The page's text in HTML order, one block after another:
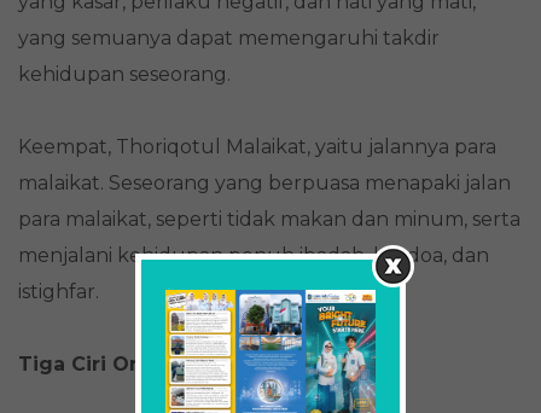
yang semuanya dapat memengaruhi takdir
kehidupan seseorang.
Keempat, Thoriqotul Malaikat, yaitu jalannya para
malaikat. Seseorang yang berpuasa menapaki jalan
para malaikat, seperti tidak makan dan minum, serta
menjalani kehidupan penuh ibadah, berdoa, dan
istighfar.
Tiga Ciri Orang Bertakwa